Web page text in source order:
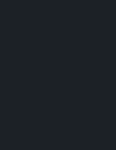
ด และความสิ้น
จไปพร้อมกัน
าย นนท์ อย่างสุด
งเขา ทำให้อยาก